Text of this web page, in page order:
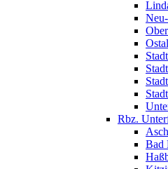
Rbz.
Bad